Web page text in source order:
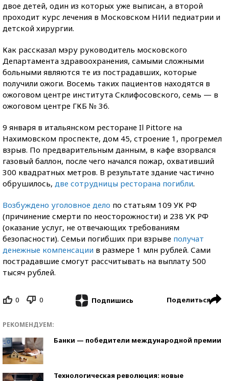
двое детей, один из которых уже выписан, а второй
проходит курс лечения в Московском НИИ педиатрии и
детской хирургии.
Как рассказал мэру руководитель московского
Департамента здравоохранения, самыми сложными
больными являются те из пострадавших, которые
получили ожоги. Восемь таких пациентов находятся в
ожоговом центре института Склифосовского, семь — в
ожоговом центре ГКБ № 36.
9 января в итальянском ресторане Il Pittore на
Нахимовском проспекте, дом 45, строение 1, прогремел
взрыв. По предварительным данным, в кафе взорвался
газовый баллон, после чего начался пожар, охвативший
300 квадратных метров. В результате здание частично
обрушилось, две сотрудницы ресторана погибли.
Возбуждено уголовное дело по статьям 109 УК РФ
(причинение смерти по неосторожности) и 238 УК РФ
(оказание услуг, не отвечающих требованиям
безопасности). Семьи погибших при взрыве получат
денежные компенсации в размере 1 млн рублей. Сами
пострадавшие смогут рассчитывать на выплату 500
тысяч рублей.
0 0 Подпишись Поделиться
РЕКОМЕНДУЕМ:
Банки — победители международной премии
Технологическая революция: новые